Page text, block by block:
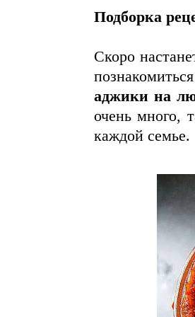
Подборка
Скоро
аджики на
очень много,
каждой семье.